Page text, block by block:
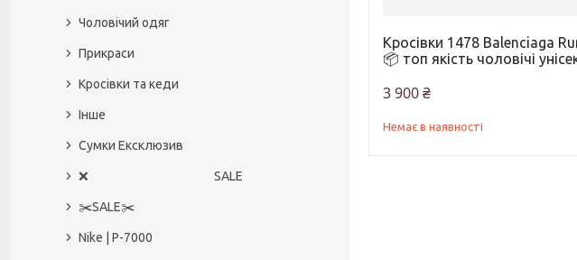
Кросівки 1478 Balenciaga
📦 топ якість чоловічі
3 900 ₴
Немає в наявності
Чоловічий одяг
Прикраси
Кросівки та кеди
Інше
Сумки Ексклюзив
❌ SALE
✂️SALE✂️
Nike | P-7000